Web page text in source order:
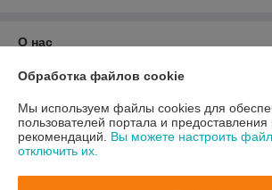
О нас
Контакты
Доставка и оплата
Обработка файлов cookie
Мы используем файлы cookies для
пользователей портала и
рекомендаций. Вы можете настроить
отключить их.